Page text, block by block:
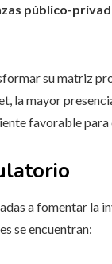
público-
su matriz
la mayor
favorable
a fomentar la
se encuentran: